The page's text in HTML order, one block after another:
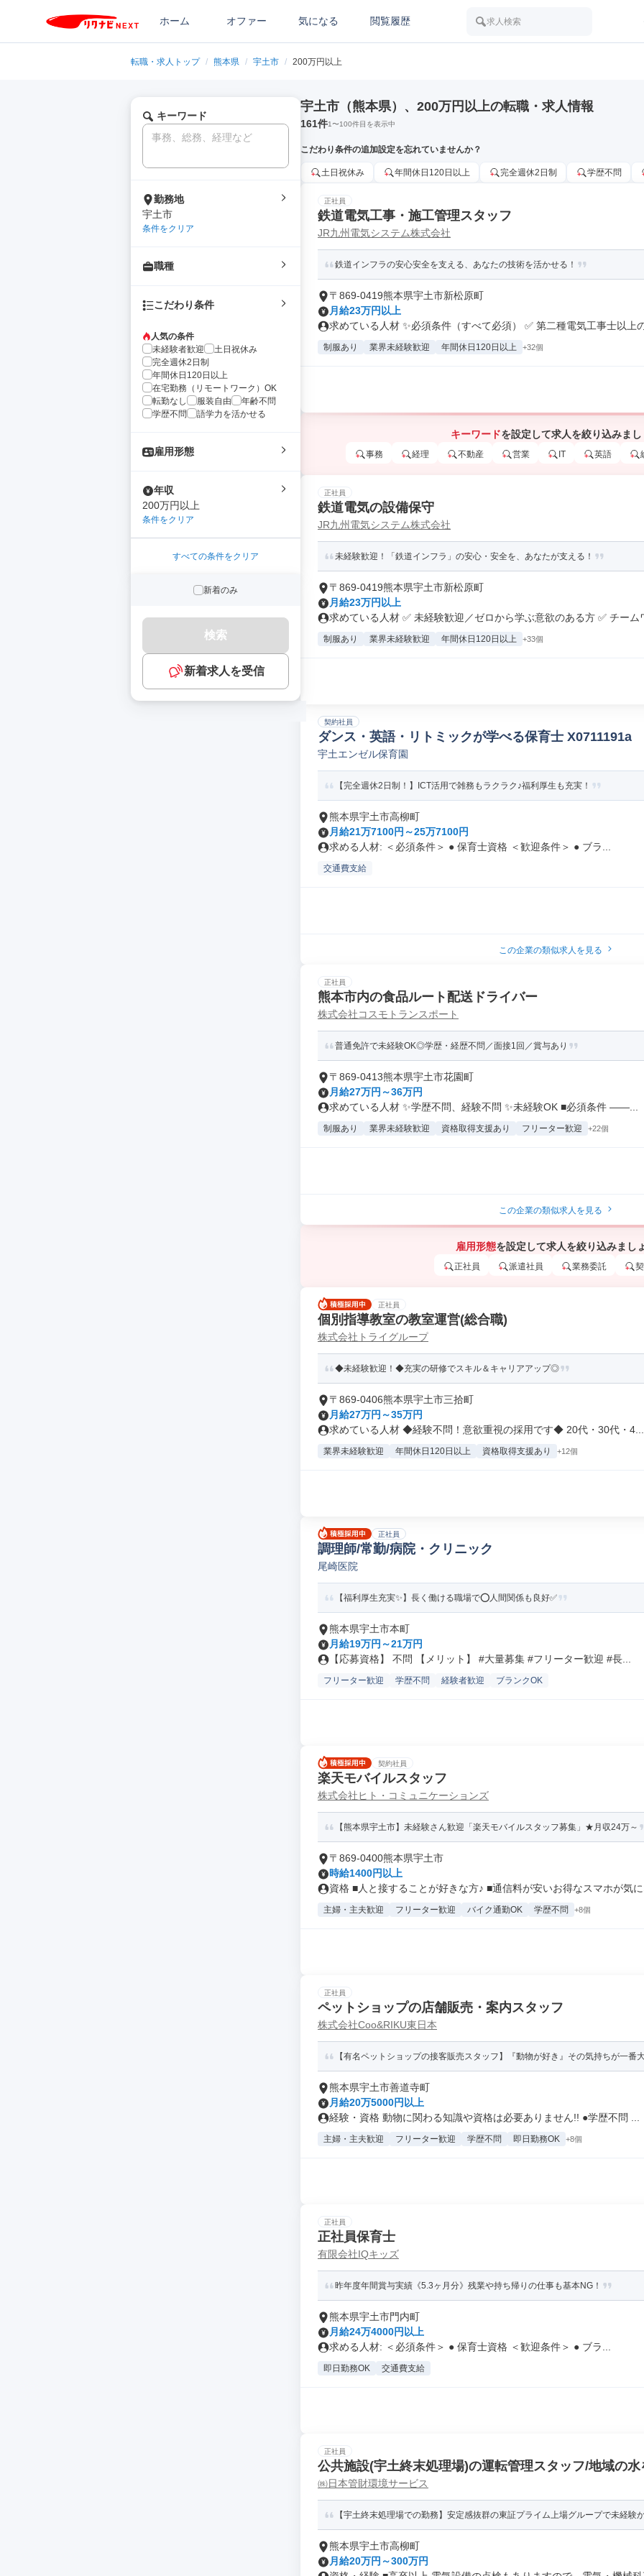
ホーム オファー 気になる 閲覧履歴 求人検索
転職・求人トップ / 熊本県 / 宇土市 / 200万円以上
キーワード
勤務地
宇土市
条件をクリア
職種
こだわり条件
人気の条件
未経験者歓迎
土日祝休み
完全週休2日制
年間休日120日以上
在宅勤務（リモートワーク）OK
転勤なし
服装自由
年齢不問
学歴不問
語学力を活かせる
雇用形態
年収
200万円以上
条件をクリア
すべての条件をクリア
新着のみ
検索
新着求人を受信
宇土市（熊本県）、200万円以上の転職・求人情報
161件1〜100件目を表示中
こだわり条件の追加設定を忘れていませんか？
土日祝休み 年間休日120日以上 完全週休2日制 学歴不問
正社員
鉄道電気工事・施工管理スタッフ
JR九州電気システム株式会社
鉄道インフラの安心安全を支える、あなたの技術を活かせる！
〒869-0419熊本県宇土市新松原町
月給23万円以上
求めている人材 ✨必須条件（すべて必須） ✅ 第二種電気工事士以上
制服あり 業界未経験歓迎 年間休日120日以上 +32個
キーワードを設定して求人を絞り込みま
事務 経理 不動産 営業 IT 英語
正社員
鉄道電気の設備保守
JR九州電気システム株式会社
未経験歓迎！「鉄道インフラ」の安心・安全を、あなたが支える！
〒869-0419熊本県宇土市新松原町
月給23万円以上
求めている人材 ✅ 未経験歓迎／ゼロから学ぶ意欲のある方 ✅ チーム
制服あり 業界未経験歓迎 年間休日120日以上 +33個
契約社員
ダンス・英語・リトミックが学べる保育士 X0711191a
宇土エンゼル保育園
【完全週休2日制！】ICT活用で雑務もラクラク♪福利厚生も充実！
熊本県宇土市高柳町
月給21万7100円～25万7100円
求める人材: ＜必須条件＞ ● 保育士資格 ＜歓迎条件＞ ● ブラ...
交通費支給
この企業の類似求人を見る
正社員
熊本市内の食品ルート配送ドライバー
株式会社コスモトランスポート
普通免許で未経験OK◎学歴・経歴不問／面接1回／賞与あり
〒869-0413熊本県宇土市花園町
月給27万円～36万円
求めている人材 ✨学歴不問、経験不問 ✨未経験OK ■必須条件 ――...
制服あり 業界未経験歓迎 資格取得支援あり フリーター歓迎 +22個
この企業の類似求人を見る
雇用形態を設定して求人を絞り込みまし
正社員 派遣社員 業務委託
正社員
個別指導教室の教室運営(総合職)
株式会社トライグループ
◆未経験歓迎！◆充実の研修でスキル＆キャリアアップ◎
〒869-0406熊本県宇土市三拾町
月給27万円～35万円
求めている人材 ◆経験不問！意欲重視の採用です◆ 20代・30代・4...
業界未経験歓迎 年間休日120日以上 資格取得支援あり +12個
正社員
調理師/常勤/病院・クリニック
尾崎医院
【福利厚生充実✨】長く働ける職場で⭕️人間関係も良好✅️
熊本県宇土市本町
月給19万円～21万円
【応募資格】 不問 【メリット】 #大量募集 #フリーター歓迎 #長...
フリーター歓迎 学歴不問 経験者歓迎 ブランクOK
契約社員
楽天モバイルスタッフ
株式会社ヒト・コミュニケーションズ
【熊本県宇土市】未経験さん歓迎「楽天モバイルスタッフ募集」★月収24万～
〒869-0400熊本県宇土市
時給1400円以上
資格 ■人と接することが好きな方♪ ■通信料が安いお得なスマホが気
主婦・主夫歓迎 フリーター歓迎 バイク通勤OK 学歴不問 +8個
正社員
ペットショップの店舗販売・案内スタッフ
株式会社Coo&RIKU東日本
【有名ペットショップの接客販売スタッフ】『動物が好き』その気持ちが一番
熊本県宇土市善道寺町
月給20万5000円以上
経験・資格 動物に関わる知識や資格は必要ありません!! ●学歴不問 ...
主婦・主夫歓迎 フリーター歓迎 学歴不問 即日勤務OK +8個
正社員
正社員保育士
有限会社IQキッズ
昨年度年間賞与実績《5.3ヶ月分》残業や持ち帰りの仕事も基本NG！
熊本県宇土市門内町
月給24万4000円以上
求める人材: ＜必須条件＞ ● 保育士資格 ＜歓迎条件＞ ● ブラ...
即日勤務OK 交通費支給
正社員
公共施設(宇土終末処理場)の運転管理スタッフ/地域の
未経験OK/豊富な資格取得支援あり
㈱日本管財環境サービス
【宇土終末処理場での勤務】安定感抜群の東証プライム上場グループで未経験
熊本県宇土市高柳町
月給20万円～300万円